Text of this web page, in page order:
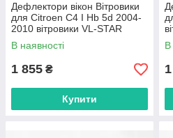
Дефлектори вікон Вітровики
для Citroen C4 I Hb 5d 2004-
2010 вітровики VL-STAR
Тайвань
В наявності
1 855 ₴
Купити
В